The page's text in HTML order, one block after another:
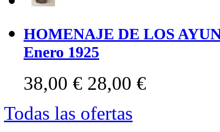
HOMENAJE DE LOS
Enero 1925
38,00 € 28,00 €
Todas las ofertas